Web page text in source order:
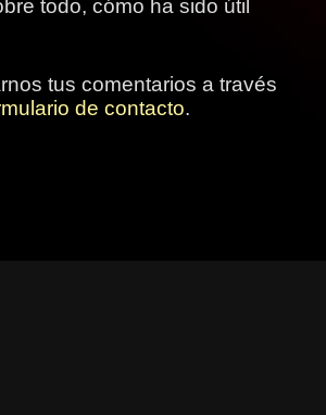
todo, cómo ha sido útil
tus comentarios a través
de contacto.